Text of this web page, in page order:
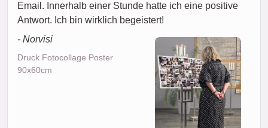
Email. Innerhalb einer Stunde hatte ich eine positive
Antwort. Ich bin wirklich begeistert!
- Norvisi
Druck Fotocollage Poster
90x60cm